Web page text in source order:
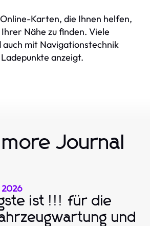
Karten, die Ihnen helfen,
Nähe zu finden. Viele
auch mit Navigationstechnik
anzeigt.
more Journal
2026
ist !!! für die
und